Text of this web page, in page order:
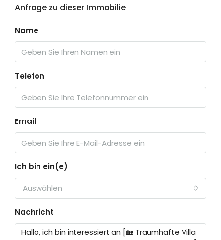
Anfrage zu dieser Immobilie
Name
Telefon
Email
Ich bin ein(e)
Auswählen
Nachricht